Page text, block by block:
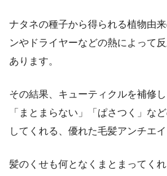
ナタネの種子から得られる植物由
ンやドライヤーなどの熱によって
あります。
その結果、キューティクルを補修
「まとまらない」「ぱさつく」な
してくれる、優れた毛髪アンチエイ
髪のくせも何となくまとまってく